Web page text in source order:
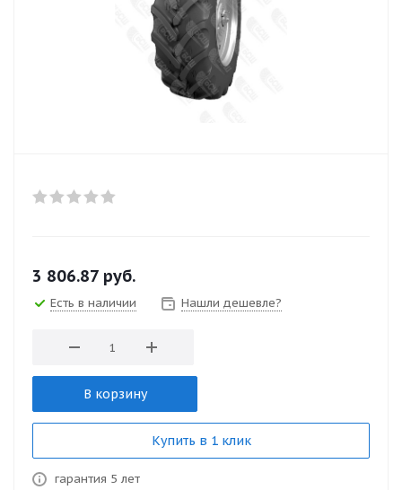
3 806.87 руб.
Есть в наличии Нашли дешевле?
В корзину
Купить в 1 клик
гарантия 5 лет